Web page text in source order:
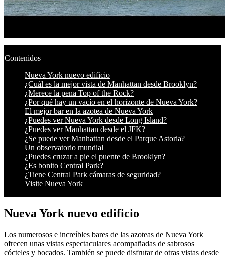
Contenidos
Nueva York nuevo edificio
¿Cuál es la mejor vista de Manhattan desde Brooklyn?
¿Merece la pena Top of the Rock?
¿Por qué hay un vacío en el horizonte de Nueva York?
El mejor bar en la azotea de Nueva York
¿Puedes ver Nueva York desde Long Island?
¿Puedes ver Manhattan desde el JFK?
¿Se puede ver Manhattan desde el Parque Astoria?
Un observatorio mundial
¿Puedes cruzar a pie el puente de Brooklyn?
¿Es bonito Central Park?
¿Tiene Central Park cámaras de seguridad?
Visite Nueva York
Nueva York nuevo edificio
Los numerosos e increíbles bares de las azoteas de Nueva York
ofrecen unas vistas espectaculares acompañadas de sabrosos
cócteles y bocados. También se puede disfrutar de otras vistas desde